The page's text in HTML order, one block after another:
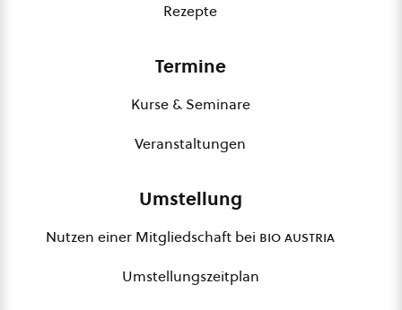
Rezepte
Termine
Kurse & Seminare
Veranstaltungen
Umstellung
Nutzen einer Mitgliedschaft bei bio austria
Umstellungszeitplan